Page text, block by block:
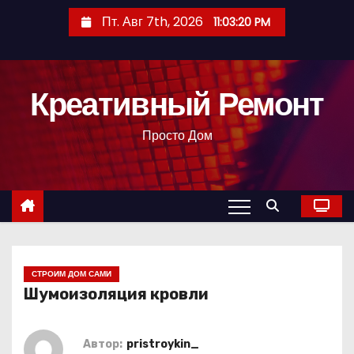
с
Пт. Авг 7th, 2026 11:03:21 PM
Креативный Ремонт
Просто Дом
СТРОИМ ДОМ САМИ
Шумоизоляция кровли
Автор: pristroykin_